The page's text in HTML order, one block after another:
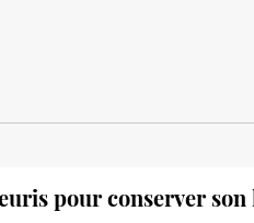
pour conserver son